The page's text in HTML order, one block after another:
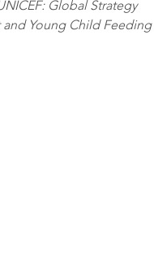
Global Strategy
and Young Child Feeding